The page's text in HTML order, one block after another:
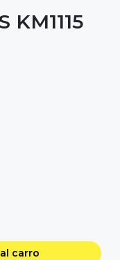
KM1115
carro